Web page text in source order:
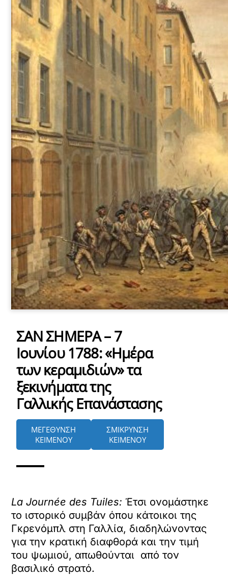
ΣΑΝ ΣΗΜΕΡΑ – 7
Ιουνίου 1788: «Ημέρα
των κεραμιδιών» τα
ξεκινήματα της
Γαλλικής Επανάστασης
ΜΕΓΕΘΥΝΣΗ
ΚΕΙΜΕΝΟΥ
ΣΜΙΚΡΥΝΣΗ
ΚΕΙΜΕΝΟΥ
La Journée des Tuiles: Έτσι ονομάστηκε
το ιστορικό συμβάν όπου κάτοικοι της
Γκρενόμπλ στη Γαλλία, διαδηλώνοντας
για την κρατική διαφθορά και την τιμή
του ψωμιού, απωθούνται από τον
βασιλικό στρατό.